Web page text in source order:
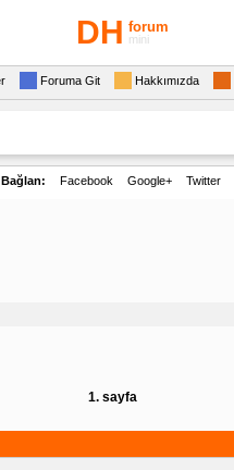
DH forum
mini
Foruma Git Hakkımızda
Bağlan: Facebook Google+ Twitter
1. sayfa